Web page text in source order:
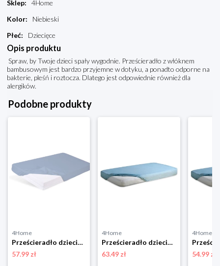
Sklep:
4Home
Kolor:
Niebieski
Płeć: Dziecięce
Opis produktu
Spraw, by Twoje dzieci spały wygodnie. Prześcieradło z włóknem
bambusowym jest bardzo przyjemne w dotyku, a ponadto odporne na
bakterie, pleśń i roztocza. Dlatego jest odpowiednie również dla
alergików.
Podobne produkty
4Home
Prześcieradło dziecięce Bamboo niebieski, 60 x 120 cm, 60 x 120 cm BabyMatex
57.99 zł
4Home
Prześcieradło dziecięce nieprzepuszczalne frote niebieski, 70 x 140 cm BabyMatex
63.49 zł
4Home
54.99 zł